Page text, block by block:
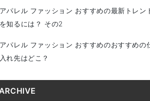
パレル ファッション おすすめの最新トレン
知るには？ その2
パレル ファッション おすすめのおすすめの
れ先はどこ？